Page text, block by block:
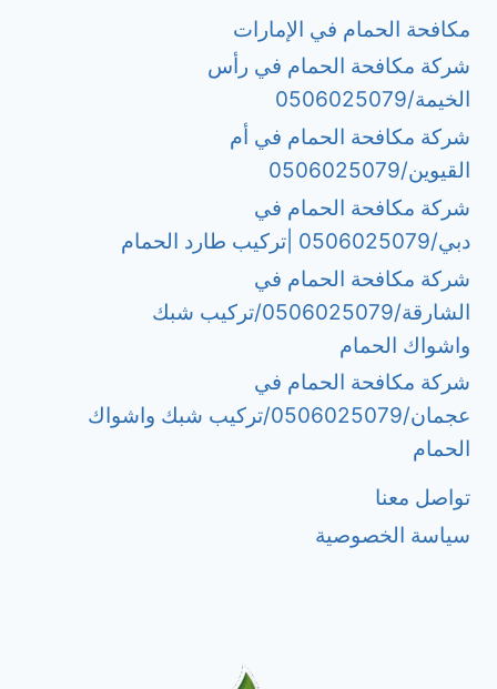
مكافحة الحمام في الإمارات
شركة مكافحة الحمام في رأس
الخيمة/0506025079
شركة مكافحة الحمام في أم
القيوين/0506025079
شركة مكافحة الحمام في
دبي/0506025079 |تركيب طارد الحمام
شركة مكافحة الحمام في
الشارقة/0506025079/تركيب شبك
واشواك الحمام
شركة مكافحة الحمام في
عجمان/0506025079/تركيب شبك واشواك
الحمام
تواصل معنا
سياسة الخصوصية